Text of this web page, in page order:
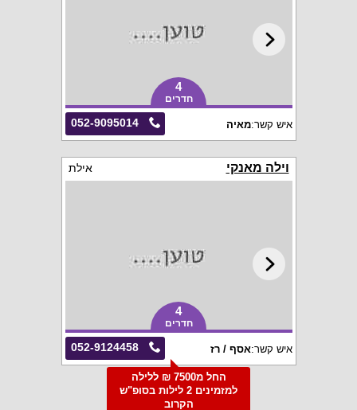
4
חדרים
052-9095014 איש קשר:מאיה
וילה מאנקי אילת
4
חדרים
052-9124458 איש קשר:אסף / רז
החל מ7500 ₪ ללילה
למזמינים 2 לילות בסופ"ש
הקרוב